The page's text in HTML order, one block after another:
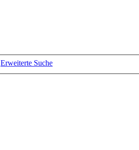
Erweiterte Suche